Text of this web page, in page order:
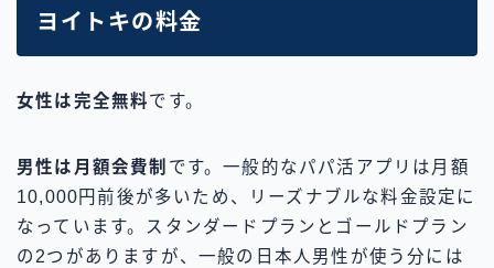
ヨイトキの料金
女性は完全無料です。
男性は月額会費制 です。一般的なパパ活アプリは月額
10,000円前後が多いため、リーズナブルな料金設定に
なっています。スタンダードプランとゴールドプラン
の2つがありますが、一般の日本人男性が使う分には